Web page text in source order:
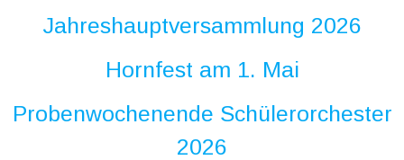
Jahreshauptversammlung 2026
Hornfest am 1. Mai
Probenwochenende Schülerorchester
2026